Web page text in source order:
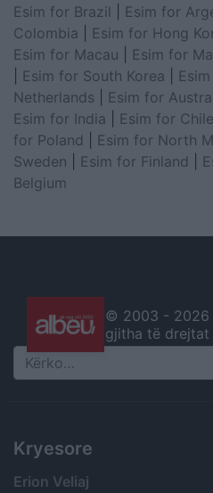
Esim for Brazil
Esim for
Colombia
Esim for Hong
Esim for Macau
Esim for
Esim for South Korea
Netherlands
Esim for
Esim for India
Esim for Chile
for Poland
Esim for North
Sweden
Esim for Finland
Belgium
© 2003 - 2026
gjitha të drejtat
Search
Kryesore
Erion Veliaj